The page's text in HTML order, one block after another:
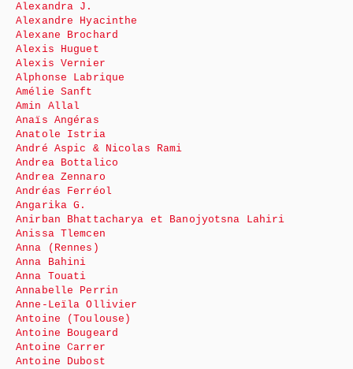
Alexandra J.
Alexandre Hyacinthe
Alexane Brochard
Alexis Huguet
Alexis Vernier
Alphonse Labrique
Amélie Sanft
Amin Allal
Anaïs Angéras
Anatole Istria
André Aspic & Nicolas Rami
Andrea Bottalico
Andrea Zennaro
Andréas Ferréol
Angarika G.
Anirban Bhattacharya et Banojyotsna Lahiri
Anissa Tlemcen
Anna (Rennes)
Anna Bahini
Anna Touati
Annabelle Perrin
Anne-Leïla Ollivier
Antoine (Toulouse)
Antoine Bougeard
Antoine Carrer
Antoine Dubost